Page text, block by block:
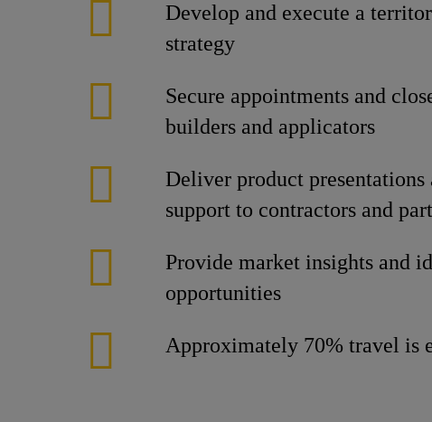
Develop and execute a
strategy
Secure appointments and
builders and applicators
Deliver product presentations
support to contractors and
Provide market insights and
opportunities
Approximately 70% travel is